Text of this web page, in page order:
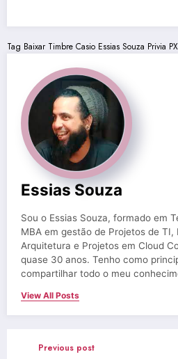
Tag Baixar Timbre Casio Essias Souza Privia
Essias Souza
Sou o Essias Souza, formado em
MBA em gestão de Projetos de TI,
Arquitetura e Projetos em Cloud
quase 30 anos. Tenho como
compartilhar todo o meu
View All Posts
Previous post